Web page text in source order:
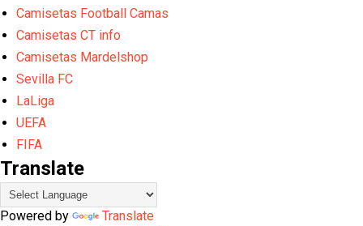
Camisetas Football Camas
Camisetas CT info
Camisetas Mardelshop
Sevilla FC
LaLiga
UEFA
FIFA
Translate
Powered by
Translate